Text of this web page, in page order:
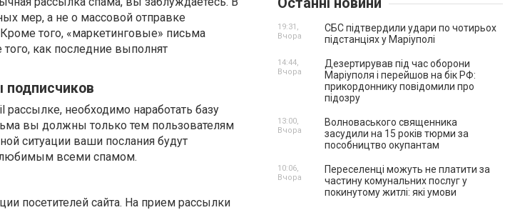
мер, а не о массовой отправке
того, «маркетинговые» письма
как последние выполнят
подписчиков
рассылке, необходимо наработать базу
вы должны только тем пользователям
ситуации ваши послания будут
всеми спамом.
посетителей сайта. На прием рассылки
СБС підтвердили удари по чотирьох
підстанціях у Маріуполі
19:31,
Вчора
Дезертирував під час оборони
Маріуполя і перейшов на бік РФ:
прикордоннику повідомили про
підозру
14:44,
Вчора
Волноваського священника
засудили на 15 років тюрми за
пособництво окупантам
13:00,
Вчора
Переселенці можуть не платити за
частину комунальних послуг у
покинутому житлі: які умови
10:06,
Вчора